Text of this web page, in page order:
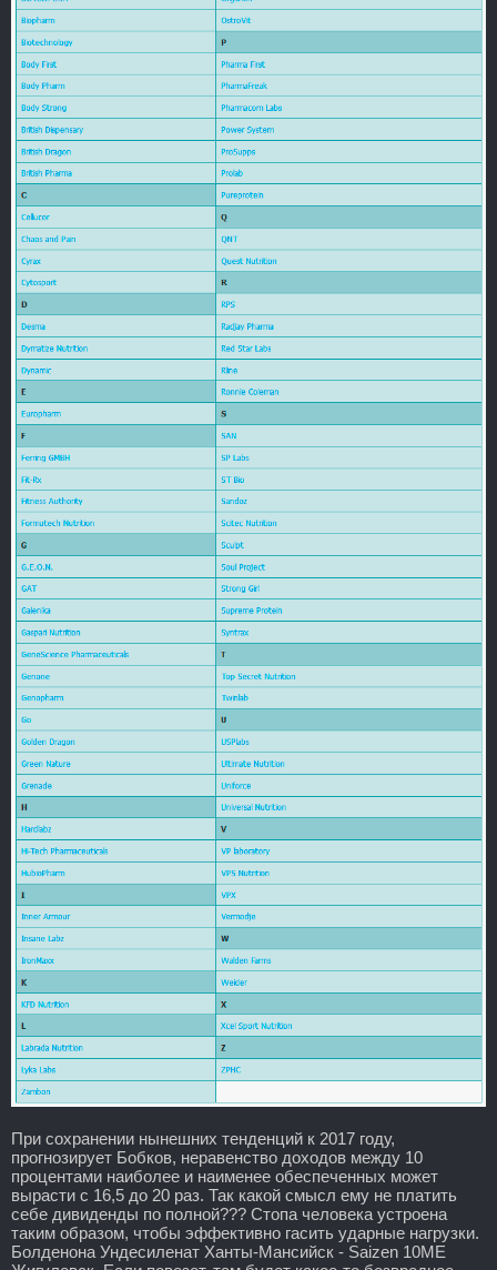
При сохранении нынешних тенденций к 2017 году,
прогнозирует Бобков, неравенство доходов между 10
процентами наиболее и наименее обеспеченных может
вырасти с 16,5 до 20 раз. Так какой смысл ему не платить
себе дивиденды по полной??? Стопа человека устроена
таким образом, чтобы эффективно гасить ударные нагрузки.
Болденона Ундесиленат Ханты-Мансийск - Saizen 10ME